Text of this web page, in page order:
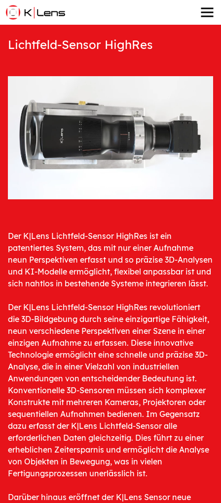
Lichtfeld-Sensor HighRes
Der K|Lens Lichtfeld-Sensor HighRes ist ein
patentiertes System, das mit nur einer Aufnahme
neun Perspektiven erfasst und so präzise 3D-Analysen
und KI-Modelle ermöglicht, flexibel anpassbar ist und
sich nahtlos in bestehende Systeme integrieren lässt.
Der K|Lens Lichtfeld-Sensor HighRes revolutioniert
die 3D-Bildgebung durch seine einzigartige Fähigkeit,
neun verschiedene Perspektiven einer Szene in einer
einzigen Aufnahme zu erfassen. Diese innovative
Technologie ermöglicht eine schnelle und präzise 3D-
Analyse, die in einer Vielzahl von industriellen
Anwendungen von entscheidender Bedeutung ist.
Konventionelle 3D-Sensoren müssen sich komplexer
Konstrukte mit mehreren Kameras, Projektoren oder
sequentiellen Aufnahmen bedienen. Im Gegensatz
dazu erfasst der K|Lens Lichtfeld-Sensor alle
erforderlichen Daten gleichzeitig. Dies führt zu einer
erheblichen Zeitersparnis und ermöglicht die Analyse
von Objekten in Bewegung, was in vielen
Fertigungsprozessen unerlässlich ist.
Darüber hinaus eröffnet der K|Lens Sensor neue